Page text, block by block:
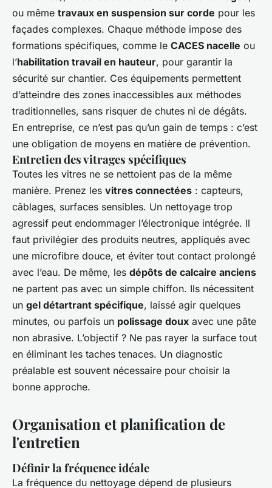
ou même travaux en suspension sur corde pour les
façades complexes. Chaque méthode impose des
formations spécifiques, comme le CACES nacelle ou
l’habilitation travail en hauteur, pour garantir la
sécurité sur chantier. Ces équipements permettent
d’atteindre des zones inaccessibles aux méthodes
traditionnelles, sans risquer de chutes ni de dégâts.
En entreprise, ce n’est pas qu’un gain de temps : c’est
une obligation de moyens en matière de prévention.
Entretien des vitrages spécifiques
Toutes les vitres ne se nettoient pas de la même
manière. Prenez les vitres connectées : capteurs,
câblages, surfaces sensibles. Un nettoyage trop
agressif peut endommager l’électronique intégrée. Il
faut privilégier des produits neutres, appliqués avec
une microfibre douce, et éviter tout contact prolongé
avec l’eau. De même, les dépôts de calcaire anciens
ne partent pas avec un simple chiffon. Ils nécessitent
un gel détartrant spécifique, laissé agir quelques
minutes, ou parfois un polissage doux avec une pâte
non abrasive. L’objectif ? Ne pas rayer la surface tout
en éliminant les taches tenaces. Un diagnostic
préalable est souvent nécessaire pour choisir la
bonne approche.
Organisation et planification de
l'entretien
Définir la fréquence idéale
La fréquence du nettoyage dépend de plusieurs